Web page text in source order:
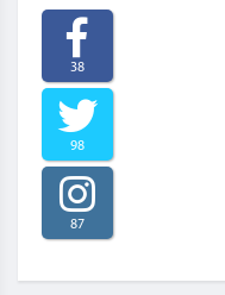
38
98
87